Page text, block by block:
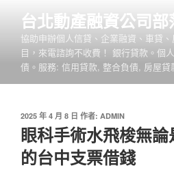
台北動產融資公司部
協助申辦個人信貸、企業融資、車貸
目，來電諮詢不收費！ 銀行貸款。個
債。服務: 信用貸款, 整合負債, 房屋貸
發
佈
於
2025 年 4 月 8 日 作者: ADMIN
眼科手術水飛梭無
的台中支票借錢